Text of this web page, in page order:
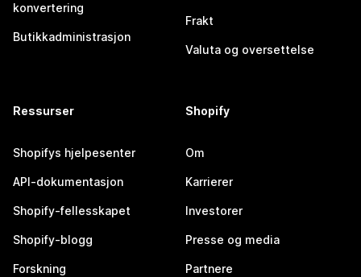
konvertering
Butikkadministrasjon
Frakt
Valuta og oversettelse
Ressurser
Shopifys hjelpesenter
API-dokumentasjon
Shopify-fellesskapet
Shopify-blogg
Forskning
Shopify
Om
Karrierer
Investorer
Presse og media
Partnere